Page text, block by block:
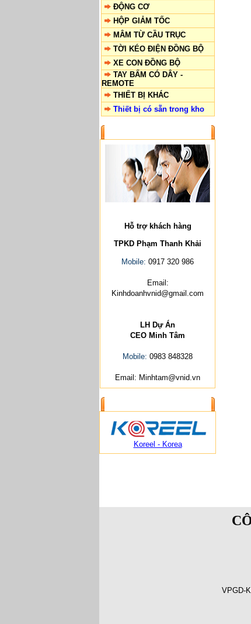
ĐỘNG CƠ
HỘP GIẢM TỐC
MÂM TỪ CẦU TRỤC
TỜI KÉO ĐIỆN ĐỒNG BỘ
XE CON ĐỒNG BỘ
TAY BẤM CÓ DÂY -
REMOTE
THIẾT BỊ KHÁC
Thiết bị có sẵn trong kho
Hỗ trợ khách hàng
TPKD Phạm Thanh Khải
Mobile: 0917 320 986
Email:
Kinhdoanhvnid@gmail.com
LH Dự Án
CEO Minh Tâm
Mobile: 0983 848328
Email: Minhtam@vnid.vn
Koreel - Korea
VPGD-